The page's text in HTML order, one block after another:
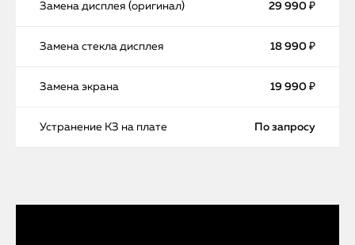
Замена дисплея (оригинал) 29 990 ₽
Замена стекла дисплея 18 990 ₽
Замена экрана 19 990 ₽
Устранение КЗ на плате По запросу